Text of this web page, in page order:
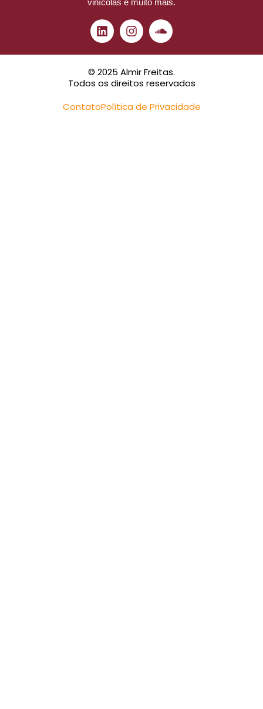
vinícolas e muito mais.
© 2025 Almir Freitas.
Todos os direitos reservados
ContatoPolítica de Privacidade